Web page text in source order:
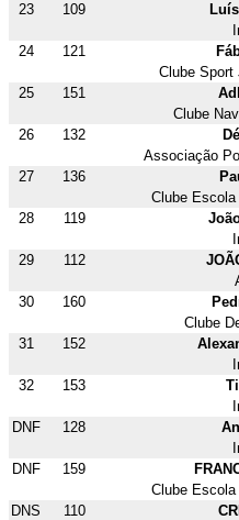
23
109
24
121
Clube Sport
25
151
Clube
26
132
Associação
27
136
Clube
28
119
29
112
30
160
Clube
31
152
32
153
DNF
128
DNF
159
Clube
DNS
110